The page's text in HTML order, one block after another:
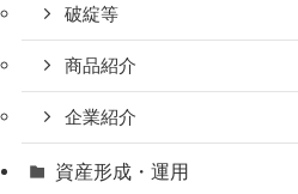
破綻等
商品紹介
企業紹介
資産形成・運用